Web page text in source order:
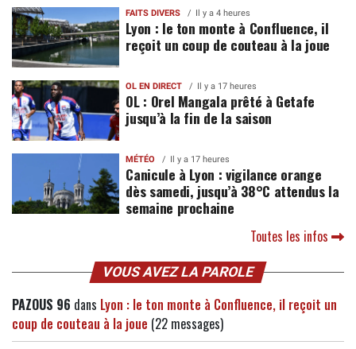
FAITS DIVERS Il y a 4 heures
Lyon : le ton monte à Confluence, il
reçoit un coup de couteau à la joue
OL EN DIRECT Il y a 17 heures
OL : Orel Mangala prêté à Getafe
jusqu’à la fin de la saison
MÉTÉO Il y a 17 heures
Canicule à Lyon : vigilance orange
dès samedi, jusqu’à 38°C attendus la
semaine prochaine
Toutes les infos
VOUS AVEZ LA PAROLE
PAZOUS 96 dans Lyon : le ton monte à Confluence, il reçoit un
coup de couteau à la joue (22 messages)